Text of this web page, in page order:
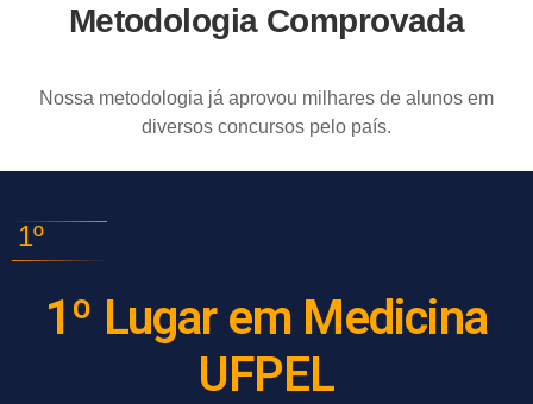
Metodologia Comprovada
Nossa metodologia já aprovou milhares de alunos em
diversos concursos pelo país.
1º
1º Lugar em Medicina
UFPEL